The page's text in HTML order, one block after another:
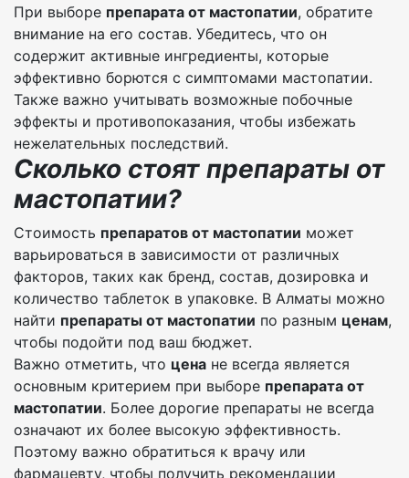
При выборе препарата от мастопатии, обратите
внимание на его состав. Убедитесь, что он
содержит активные ингредиенты, которые
эффективно борются с симптомами мастопатии.
Также важно учитывать возможные побочные
эффекты и противопоказания, чтобы избежать
нежелательных последствий.
Сколько стоят препараты от
мастопатии?
Стоимость препаратов от мастопатии может
варьироваться в зависимости от различных
факторов, таких как бренд, состав, дозировка и
количество таблеток в упаковке. В Алматы можно
найти препараты от мастопатии по разным ценам,
чтобы подойти под ваш бюджет.
Важно отметить, что цена не всегда является
основным критерием при выборе препарата от
мастопатии. Более дорогие препараты не всегда
означают их более высокую эффективность.
Поэтому важно обратиться к врачу или
фармацевту, чтобы получить рекомендации